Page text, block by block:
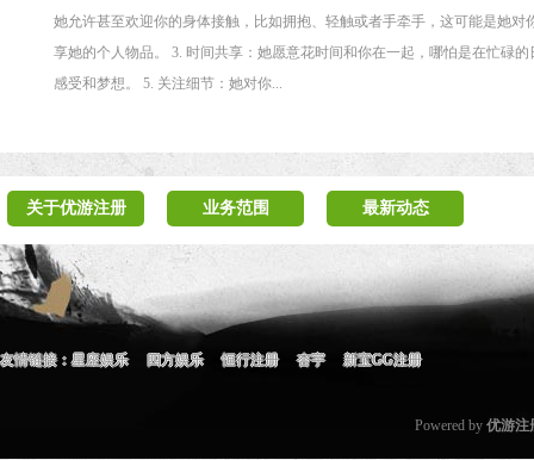
她允许甚至欢迎你的身体接触，比如拥抱、轻触或者手牵手，这可能是她
享她的个人物品。 3. 时间共享：她愿意花时间和你在一起，哪怕是在忙碌
感受和梦想。 5. 关注细节：她对你...
关于优游注册 业务范围 最新动态
友情链接：星座娱乐 四方娱乐 恒行注册 杏宇 新宝GG注册
Powered by 优游注